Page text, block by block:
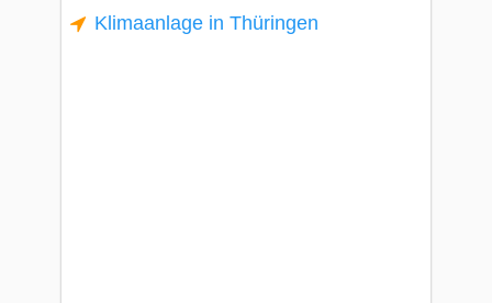
Klimaanlage in Thüringen